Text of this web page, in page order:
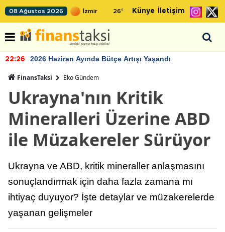
08 Ağustos 2026 26° Künye İletişim
22:26 2026 Haziran Ayında Bütçe Artışı Yaşandı
FinansTaksi Eko Gündem
Ukrayna'nın Kritik
Mineralleri Üzerine ABD
ile Müzakereler Sürüyor
Ukrayna ve ABD, kritik mineraller anlaşmasını
sonuçlandırmak için daha fazla zamana mı
ihtiyaç duyuyor? İşte detaylar ve müzakerelerde
yaşanan gelişmeler